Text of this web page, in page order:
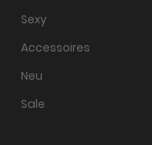
Sexy
Accessoires
Neu
Sale